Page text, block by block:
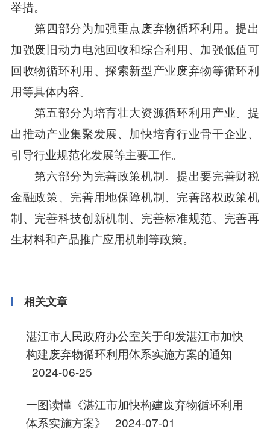
举措。
第四部分为加强重点废弃物循环利用。提出
加强废旧动力电池回收和综合利用、加强低值可
回收物循环利用、探索新型产业废弃物等循环利
用等具体内容。
第五部分为培育壮大资源循环利用产业。提
出推动产业集聚发展、加快培育行业骨干企业、
引导行业规范化发展等主要工作。
第六部分为完善政策机制。提出要完善财税
金融政策、完善用地保障机制、完善路权政策机
制、完善科技创新机制、完善标准规范、完善再
生材料和产品推广应用机制等政策。
相关文章
湛江市人民政府办公室关于印发湛江市加快
构建废弃物循环利用体系实施方案的通知
2024-06-25
一图读懂《湛江市加快构建废弃物循环利用
体系实施方案》
2024-07-01